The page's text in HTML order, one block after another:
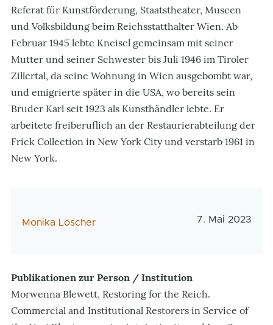
Referat für Kunstförderung, Staatstheater, Museen
und Volksbildung beim Reichsstatthalter Wien. Ab
Februar 1945 lebte Kneisel gemeinsam mit seiner
Mutter und seiner Schwester bis Juli 1946 im Tiroler
Zillertal, da seine Wohnung in Wien ausgebombt war,
und emigrierte später in die USA, wo bereits sein
Bruder Karl seit 1923 als Kunsthändler lebte. Er
arbeitete freiberuflich an der Restaurierabteilung der
Frick Collection in New York City und verstarb 1961 in
New York.
AutorIn
Monika Löscher 7. Mai 2023
Publikationen zur Person / Institution
Morwenna Blewett, Restoring for the Reich.
Commercial and Institutional Restorers in Service of